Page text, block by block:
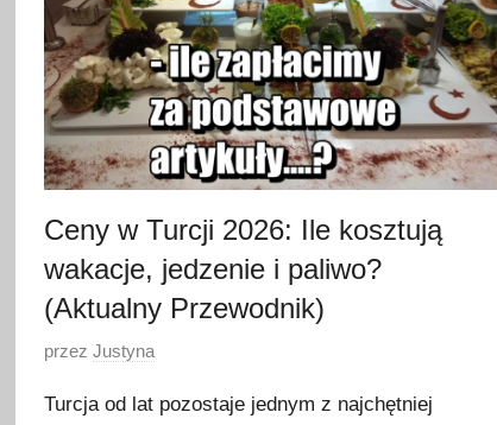
2
0
2
6
Ceny w Turcji 2026: Ile kosztują
wakacje, jedzenie i paliwo?
(Aktualny Przewodnik)
O
u
przezJustyna
Turcja od lat pozostaje jednym z najchętniej